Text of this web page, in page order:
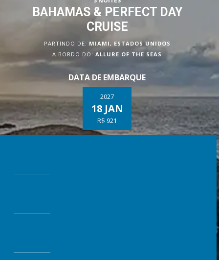
BAHAMAS & PERFECT DAY
CRUISE
PARTINDO DE: MIAMI, ESTADOS UNIDOS
A BORDO DO: ALLURE OF THE SEAS
DATA DE EMBARQUE
2027
18 JAN
R$ 921